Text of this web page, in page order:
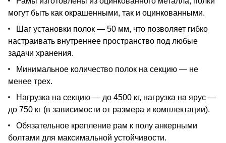
могут быть как окрашенными, так и оцинкованными.
Шаг установки полок — 50 мм, что позволяет гибко
настраивать внутреннее пространство под любые
задачи хранения.
Минимальное количество полок на секцию — не
менее трех.
Нагрузка на секцию — до 4500 кг, нагрузка на ярус —
до 750 кг (в зависимости от размера и комплектации).
Обязательное крепление рам к полу анкерными
болтами для максимальной устойчивости.